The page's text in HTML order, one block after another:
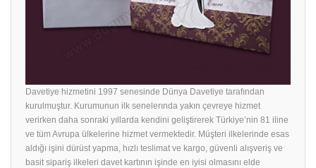
Davetiye hizmetini 1997 senesinde Dünya Davetiye tarafından
kurulmuştur. Kurumunun ilk senelerında yakın çevreye hizmet
verirken daha sonraki yıllarda kendini geliştirerek Türkiye’nin 81 iline
ve tüm Avrupa ülkelerine hizmet vermektedir. Müşteri ilkelerinde esas
aldığı işini dürüst yapma, hızlı teslimat ve kargo, güvenli alışveriş ve
basit sipariş ilkeleri davet kartının işinde en iyisi olmasını elde